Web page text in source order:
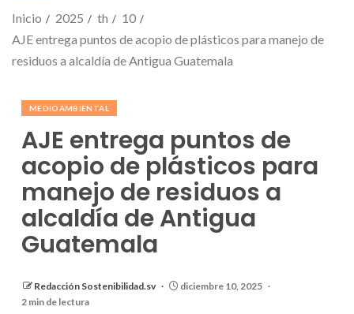
Inicio 2025 th
10
AJE entrega puntos de acopio de plásticos para manejo de
residuos a alcaldía de Antigua Guatemala
MEDIOAMBIENTAL
AJE entrega puntos de
acopio de plásticos para
manejo de residuos a
alcaldía de Antigua
Guatemala
Redacción Sostenibilidad.sv
diciembre 10, 2025
2 min de lectura